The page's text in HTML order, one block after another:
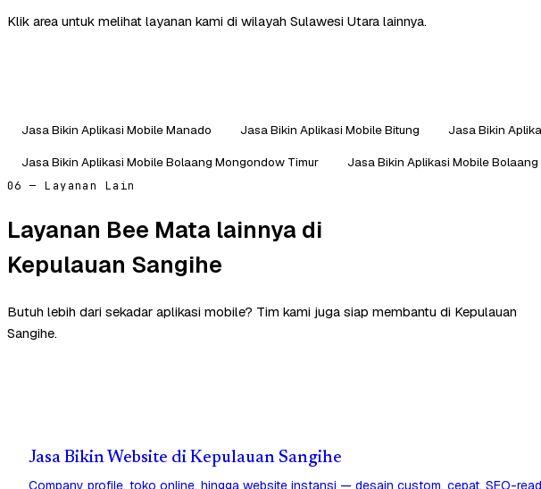
Klik area untuk melihat layanan kami di wilayah Sulawesi Utara lainnya.
Jasa Bikin Aplikasi Mobile Manado Jasa Bikin Aplikasi Mobile Bitung Jasa Bikin
Jasa Bikin Aplikasi Mobile Bolaang Mongondow Timur
Jasa Bikin Aplikasi Mobile
06 — Layanan Lain
Layanan Bee Mata lainnya di
Kepulauan Sangihe
Butuh lebih dari sekadar aplikasi mobile? Tim kami juga siap membantu di Kepulauan
Sangihe.
Jasa Bikin Website di Kepulauan Sangihe
Company profile, toko online, hingga website instansi — desain custom, cepat, SEO-